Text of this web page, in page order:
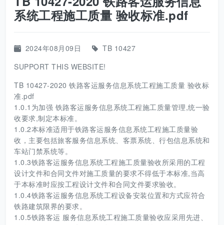
系统工程施工质量 验收标准.pdf
2024年08月09日
TB 10427
SUPPORT THIS WEBSITE!
TB 10427-2020 铁路客运服务信息系统工程施工质量 验收标
准.pdf
1.0.1为加强 铁路客运服务信息系统工程施工质量管理,统一验
收要求,制定本标准。
1.0.2本标准适用于铁路客运服务信息系统工程施工质量验
收，主要包括旅客服务信息系统、客票系统、行包信息系统和
车站门禁系统等。
1.0.3铁路客运服务信息系统工程施工质量验收所采用的工程
设计文件和合同文件对施工质量的要求不得低于本标准,当高
于本标准时应按工程设计文件和合同文件要求验收。
1.0.4铁路客运服务信息系统工程设备安装位置和方式应符合
铁路建筑限界的要求。
1.0.5铁路客运 服务信息系统工程施工质量验收应采用先进、